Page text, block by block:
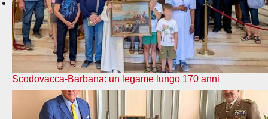
Scodovacca-Barbana: un legame lungo 170 anni